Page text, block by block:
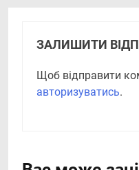
ЗАЛИШИТИ
Щоб відправити
авторизуватись.